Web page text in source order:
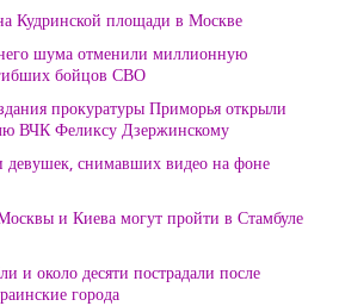
Кудринской площади в Москве
шума отменили миллионную
бойцов СВО
прокуратуры Приморья открыли
ВЧК Феликсу Дзержинскому
девушек, снимавших видео на фоне
и Киева могут пройти в Стамбуле
и около десяти пострадали после
города